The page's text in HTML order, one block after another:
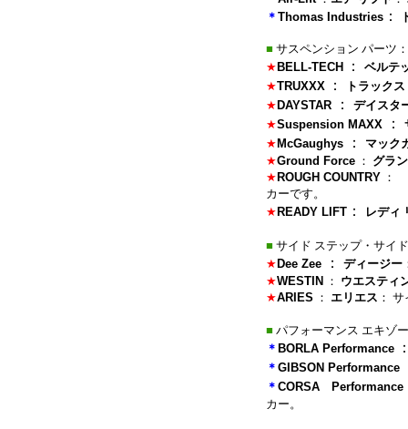
＊ Thomas Industries：
■ サスペンション パーツ
★ BELL-TECH ： ベルテ
★TRUXXX ： トラックス
★ DAYSTAR： デイスタ
★Suspension MAXX ：
★ McGaughys：
マック
★Ground Force： グラ
★ ROUGH COUNTRY：
カーです。
★ READY LIFT： レディ
■ サイド ステップ・サイ
★ Dee Zee： ディージー
★WESTIN ： ウエスティ
★ARIES ： エリエス ：
■ パフォーマンス エキゾ
＊ BORLA Performance
＊ GIBSON Performance
＊ CORSA Performance
カー。